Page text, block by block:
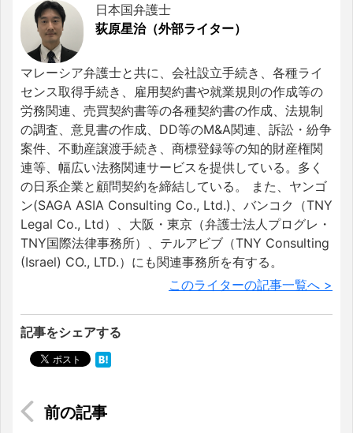
日本国弁護士
荻原星治（外部ライター）
マレーシア弁護士と共に、会社設立手続き、各種ライ
センス取得手続き、雇用契約書や就業規則の作成等の
労務関連、売買契約書等の各種契約書の作成、法規制
の調査、意見書の作成、DD等のM&A関連、訴訟・紛争
案件、不動産譲渡手続き、商標登録等の知的財産権関
連等、幅広い法務関連サービスを提供している。多く
の日系企業と顧問契約を締結している。 また、ヤンゴ
ン(SAGA ASIA Consulting Co., Ltd.)、バンコク（TNY
Legal Co., Ltd）、大阪・東京（弁護士法人プログレ・
TNY国際法律事務所）、テルアビブ（TNY Consulting
(Israel) CO., LTD.）にも関連事務所を有する。
このライターの記事一覧へ >
記事をシェアする
【マレーシアのパワースポット巡り⑨】風水パワ